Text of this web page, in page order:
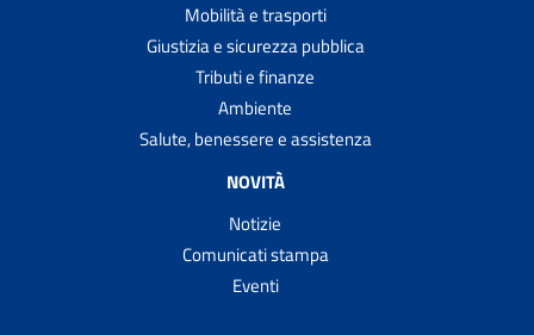
Mobilità e trasporti
Giustizia e sicurezza pubblica
Tributi e finanze
Ambiente
Salute, benessere e assistenza
NOVITÀ
Notizie
Comunicati stampa
Eventi